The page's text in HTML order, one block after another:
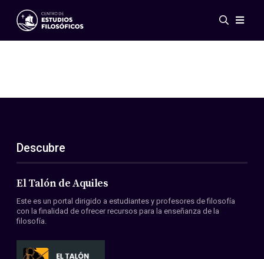
Eventos
ES
EN
Acerca de nosotros
Miembros
Convenios
Descubre
El Talón de Aquiles
Este es un portal dirigido a estudiantes y profesores de filosofía
con la finalidad de ofrecer recursos para la enseñanza de la
filosofía.